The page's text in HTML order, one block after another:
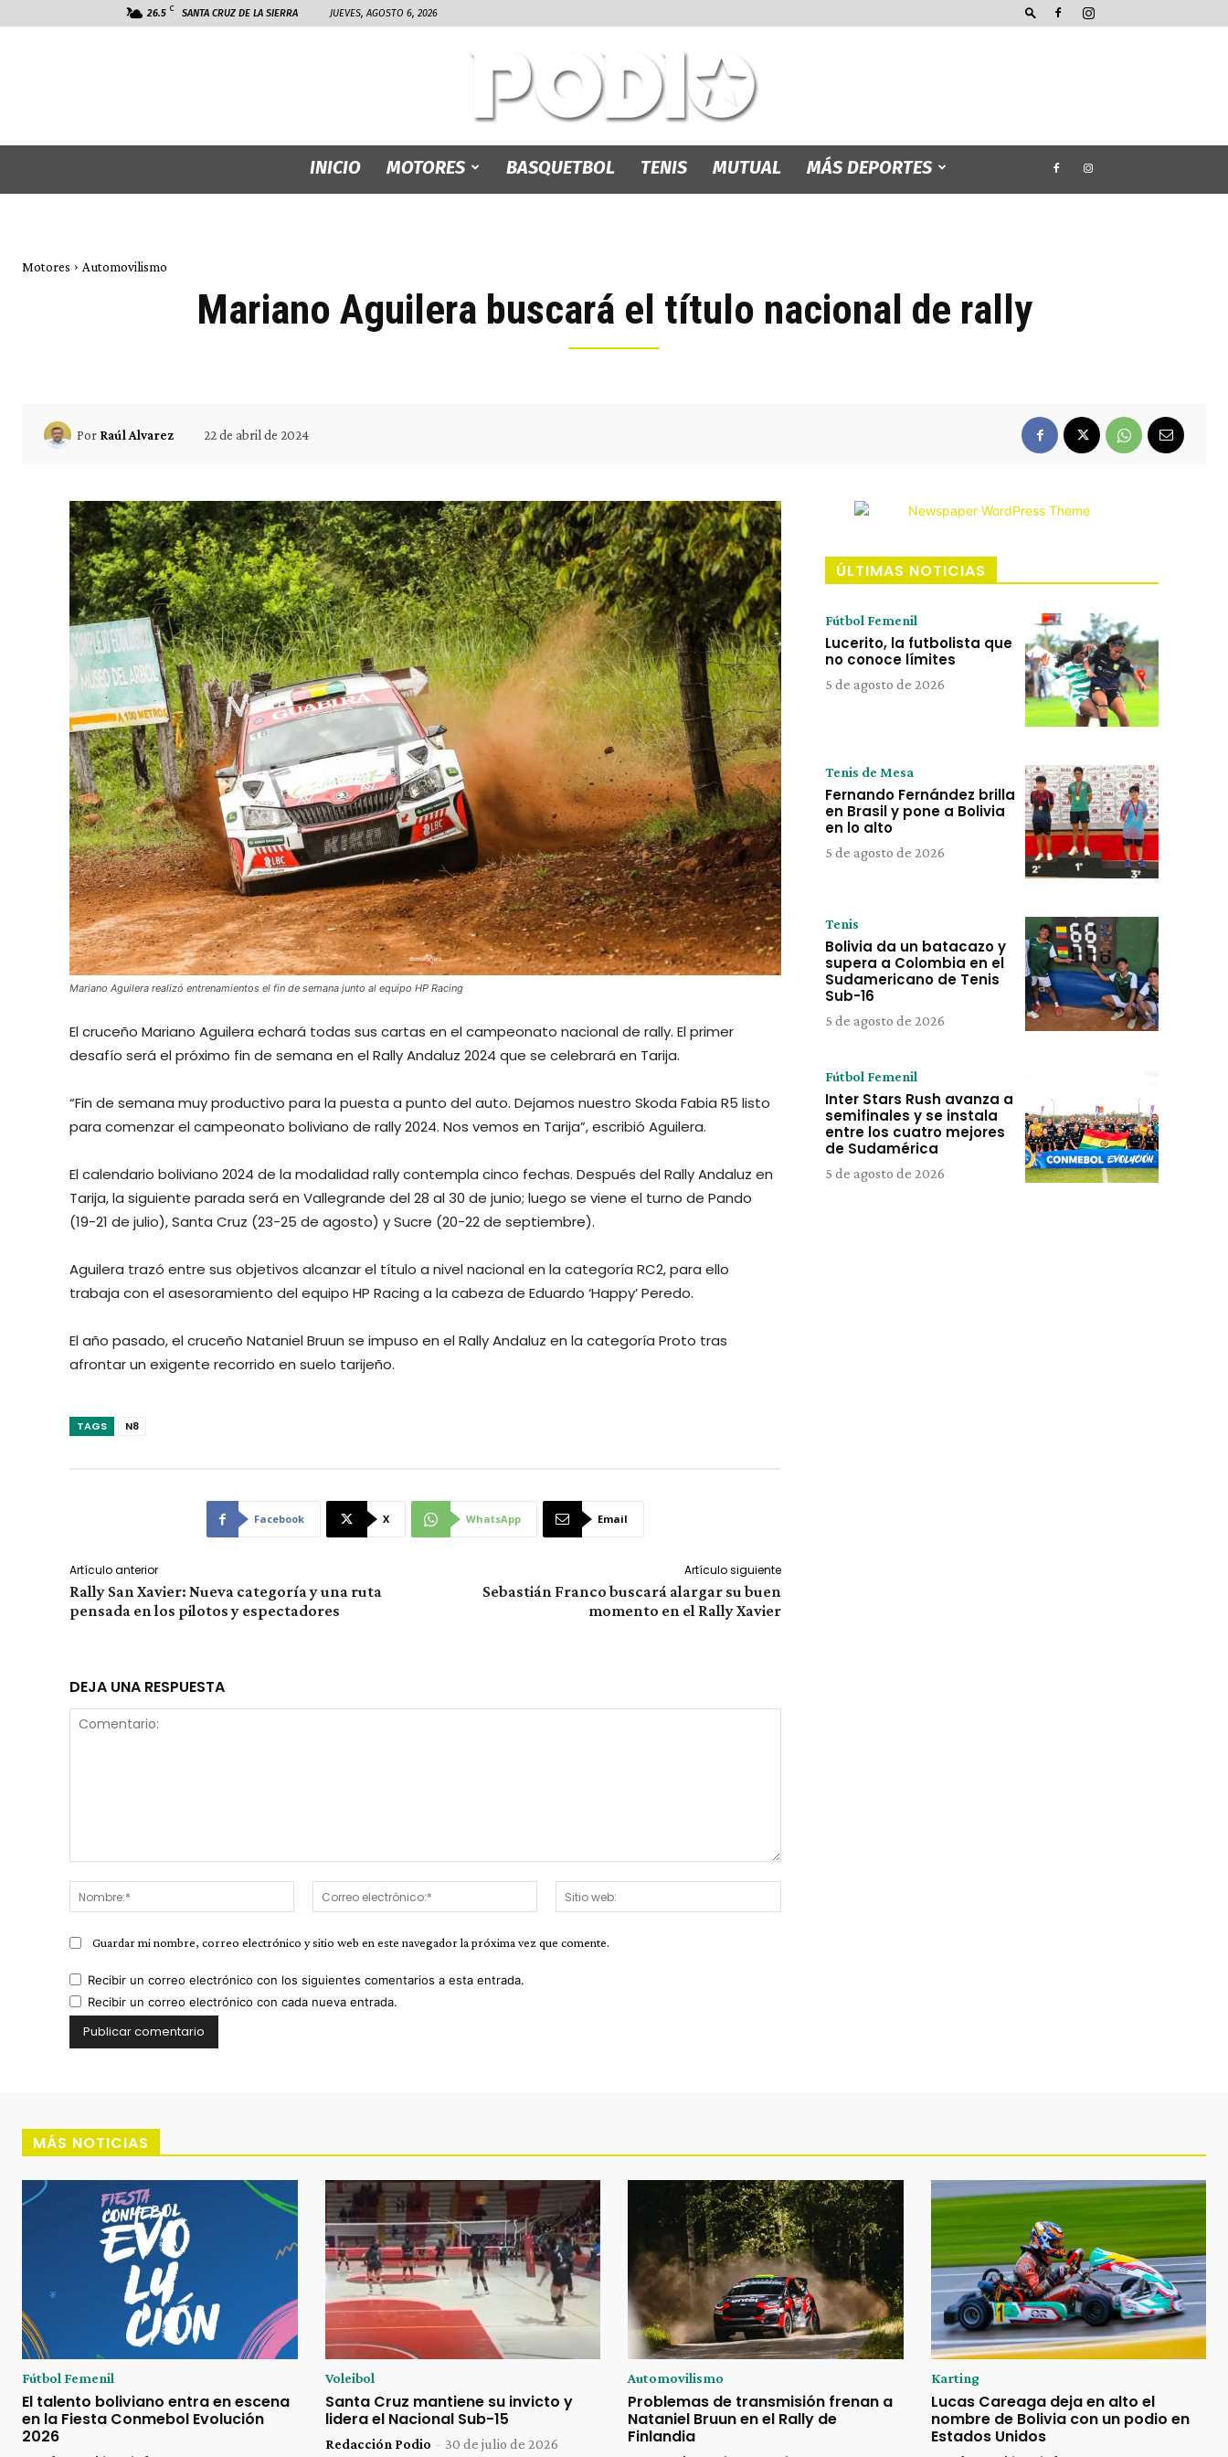
26.5 C SANTA CRUZ DE LA SIERRA JUEVES, AGOSTO 6, 2026
INICIO MOTORES BASQUETBOL TENIS MUTUAL MÁS DEPORTES
Motores Automovilismo
Mariano Aguilera buscará el título nacional de rally
Por Raúl Alvarez 22 de abril de 2024
Mariano Aguilera realizó entrenamientos el fin de semana junto al equipo HP Racing
El cruceño Mariano Aguilera echará todas sus cartas en el campeonato nacional de rally. El primer
desafío será el próximo fin de semana en el Rally Andaluz 2024 que se celebrará en Tarija.
“Fin de semana muy productivo para la puesta a punto del auto. Dejamos nuestro Skoda Fabia R5 listo
para comenzar el campeonato boliviano de rally 2024. Nos vemos en Tarija”, escribió Aguilera.
El calendario boliviano 2024 de la modalidad rally contempla cinco fechas. Después del Rally Andaluz en
Tarija, la siguiente parada será en Vallegrande del 28 al 30 de junio; luego se viene el turno de Pando
(19-21 de julio), Santa Cruz (23-25 de agosto) y Sucre (20-22 de septiembre).
Aguilera trazó entre sus objetivos alcanzar el título a nivel nacional en la categoría RC2, para ello
trabaja con el asesoramiento del equipo HP Racing a la cabeza de Eduardo ‘Happy’ Peredo.
El año pasado, el cruceño Nataniel Bruun se impuso en el Rally Andaluz en la categoría Proto tras
afrontar un exigente recorrido en suelo tarijeño.
TAGS N8
Facebook X WhatsApp Email
Artículo anterior
Rally San Xavier: Nueva categoría y una ruta
pensada en los pilotos y espectadores
Artículo siguiente
Sebastián Franco buscará alargar su buen
momento en el Rally Xavier
DEJA UNA RESPUESTA
Nombre:*
Correo
electrónico:*
web:
Guardar mi nombre, correo electrónico y sitio web en este navegador la próxima vez que comente.
Recibir un correo electrónico con los siguientes comentarios a esta entrada.
Recibir un correo electrónico con cada nueva entrada.
ÚLTIMAS NOTICIAS
Fútbol Femenil
Lucerito, la futbolista que
no conoce límites
5 de agosto de 2026
Tenis de Mesa
Fernando Fernández brilla
en Brasil y pone a Bolivia
en lo alto
5 de agosto de 2026
Tenis
Bolivia da un batacazo y
supera a Colombia en el
Sudamericano de Tenis
Sub-16
5 de agosto de 2026
Fútbol Femenil
Inter Stars Rush avanza a
semifinales y se instala
entre los cuatro mejores
de Sudamérica
5 de agosto de 2026
MÁS NOTICIAS
Fútbol Femenil
El talento boliviano entra en escena
en la Fiesta Conmebol Evolución
2026
Voleibol
Santa Cruz mantiene su invicto y
lidera el Nacional Sub-15
Redacción Podio - 30 de julio de 2026
Automovilismo
Problemas de transmisión frenan a
Nataniel Bruun en el Rally de
Finlandia
Karting
Lucas Careaga deja en alto el
nombre de Bolivia con un podio en
Estados Unidos